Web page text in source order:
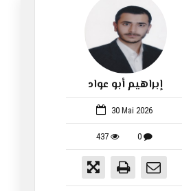
إبراهيم أبو عواد
30 Mai 2026
437 0